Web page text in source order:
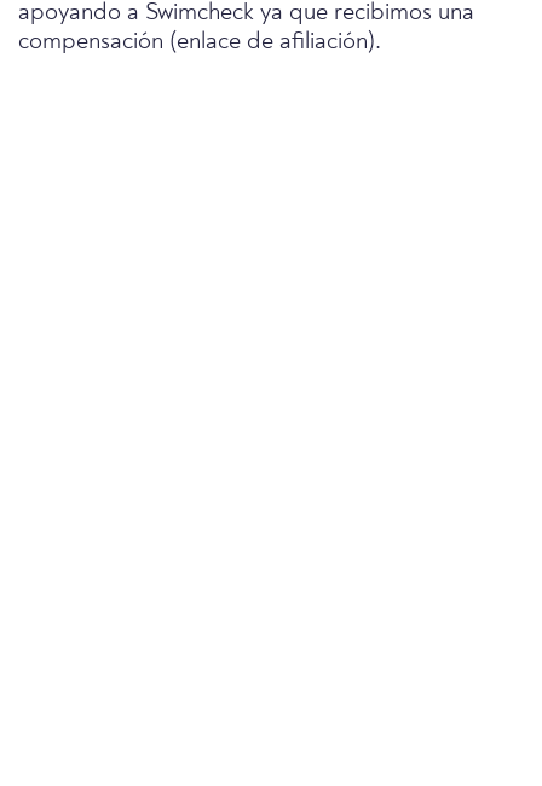
apoyando a Swimcheck ya que recibimos una
compensación (enlace de afiliación).